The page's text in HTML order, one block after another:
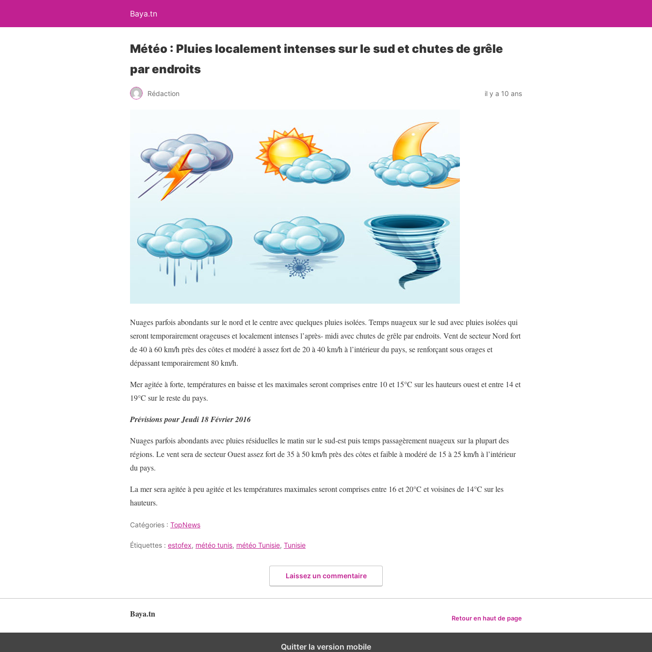
Baya.tn
Météo : Pluies localement intenses sur le sud et chutes de grêle
par endroits
Rédaction il y a 10 ans
Nuages parfois abondants sur le nord et le centre avec quelques pluies isolées. Temps nuageux sur le sud avec pluies isolées qui
seront temporairement orageuses et localement intenses l’après- midi avec chutes de grêle par endroits. Vent de secteur Nord fort
de 40 à 60 km/h près des côtes et modéré à assez fort de 20 à 40 km/h à l’intérieur du pays, se renforçant sous orages et
dépassant temporairement 80 km/h.
Mer agitée à forte, températures en baisse et les maximales seront comprises entre 10 et 15°C sur les hauteurs ouest et entre 14 et
19°C sur le reste du pays.
Prévisions pour Jeudi 18 Février 2016
Nuages parfois abondants avec pluies résiduelles le matin sur le sud-est puis temps passagèrement nuageux sur la plupart des
régions. Le vent sera de secteur Ouest assez fort de 35 à 50 km/h près des côtes et faible à modéré de 15 à 25 km/h à l’intérieur
du pays.
La mer sera agitée à peu agitée et les températures maximales seront comprises entre 16 et 20°C et voisines de 14°C sur les
hauteurs.
Catégories : TopNews
Étiquettes : estofex, météo tunis, météo Tunisie, Tunisie
Laissez un commentaire
Baya.tn Retour en haut de page
Quitter la version mobile